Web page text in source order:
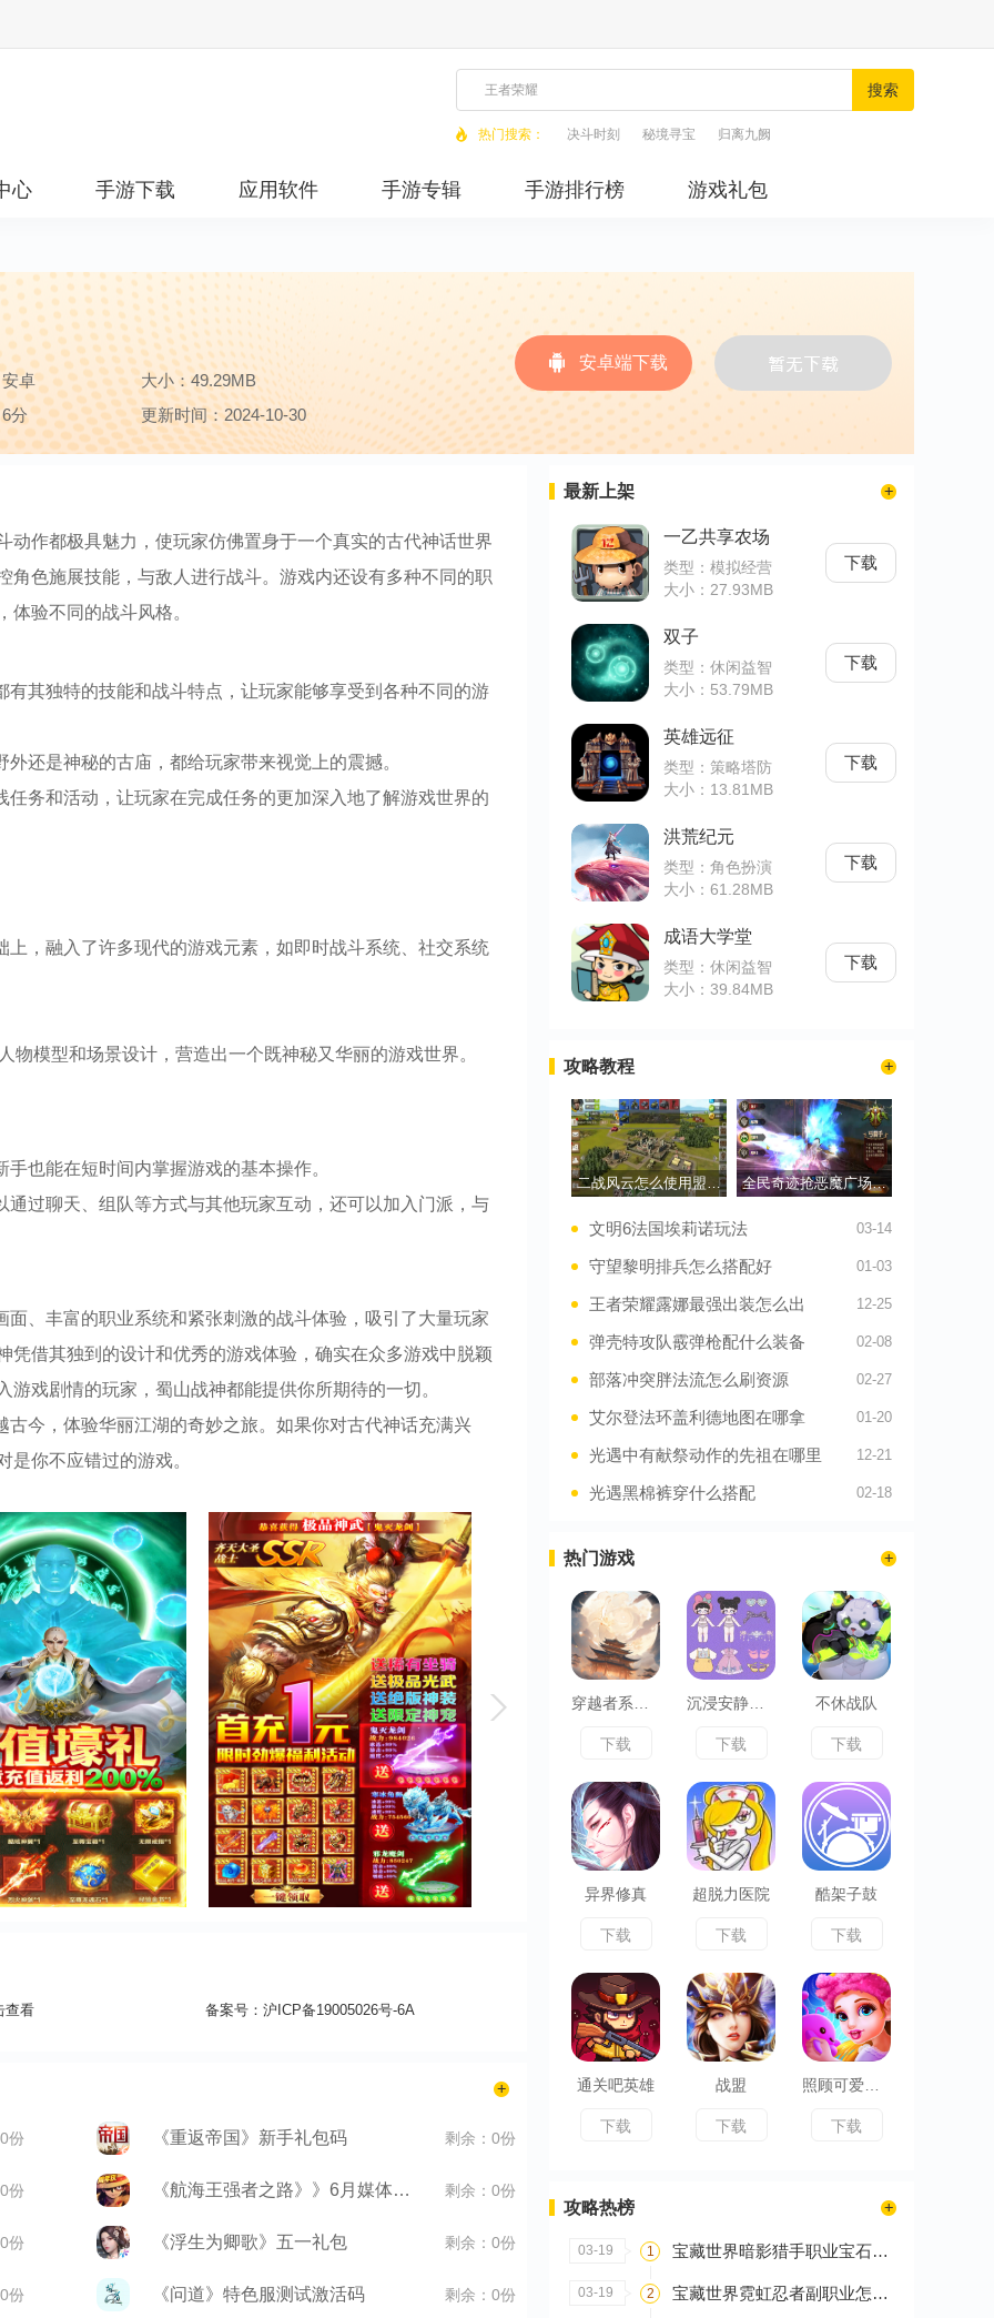
搜索
热门搜索： 决斗时刻 秘境寻宝 归离九阙
心 手游下载 应用软件 手游专辑 手游排行榜 游戏礼包
卓
大小：49.29MB
分
更新时间：2024-10-30
安卓端下载
动作都极具魅力，使玩家仿佛置身于一个真实的古代神话世界
色施展技能，与敌人进行战斗。游戏内还设有多种不同的职
验不同的战斗风格。
其独特的技能和战斗特点，让玩家能够享受到各种不同的游
还是神秘的古庙，都给玩家带来视觉上的震撼。
务和活动，让玩家在完成任务的更加深入地了解游戏世界的
，融入了许多现代的游戏元素，如即时战斗系统、社交系统
模型和场景设计，营造出一个既神秘又华丽的游戏世界。
也能在短时间内掌握游戏的基本操作。
过聊天、组队等方式与其他玩家互动，还可以加入门派，与
、丰富的职业系统和紧张刺激的战斗体验，吸引了大量玩家
借其独到的设计和优秀的游戏体验，确实在众多游戏中脱颖
戏剧情的玩家，蜀山战神都能提供你所期待的一切。
今，体验华丽江湖的奇妙之旅。如果你对古代神话充满兴
你不应错过的游戏。
查看 备案号： 沪ICP备19005026号-6A
份 《重返帝国》新手礼包码 剩余：0份
份 《航海王强者之路》》6月媒体礼包 剩余：0份
份 《浮生为卿歌》五一礼包 剩余：0份
份 《问道》特色服测试激活码 剩余：0份
最新上架
一乙共享农场
类型：模拟经营
大小：27.93MB
下载
双子
类型：休闲益智
大小：53.79MB
下载
英雄远征
类型：策略塔防
大小：13.81MB
下载
洪荒纪元
类型：角色扮演
大小：61.28MB
下载
成语大学堂
类型：休闲益智
大小：39.84MB
下载
攻略教程
二战风云怎么使用盟友驻军 全民奇迹抢恶魔广场选什么职业
文明6法国埃莉诺玩法 03-14
守望黎明排兵怎么搭配好 01-03
王者荣耀露娜最强出装怎么出 12-25
弹壳特攻队霰弹枪配什么装备 02-08
部落冲突胖法流怎么刷资源 02-27
艾尔登法环盖利德地图在哪拿 01-20
光遇中有献祭动作的先祖在哪里 12-21
光遇黑棉裤穿什么搭配 02-18
热门游戏
下载 下载
不休战队
下载
异界修真
下载
超脱力医院
下载
酷架子鼓
下载
通关吧英雄
下载
战盟
下载 下载
攻略热榜
03-19 1 宝藏世界暗影猎手职业宝石怎么搭配
03-19 2 宝藏世界霓虹忍者副职业怎么选